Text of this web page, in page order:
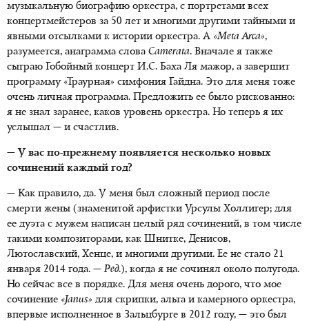
музыкальную биографию оркестра, с портретами всех
концертмейстеров за 50 лет и многими другими тайными и
явными отсылками к истории оркестра. А «MetaArca»,
разумеется, анаграмма слова Camerata. Вначале я также
сыграю Гобойный концерт И.С. Баха Ля мажор, а завершит
программу «Траурная» симфония Гайдна. Это для меня тоже
очень личная программа. Предложить ее было рискованно:
я не знал заранее, каков уровень оркестра. Но теперь я их
услышал — и счастлив.
— У вас по-прежнему появляется несколько новых
сочинений каждый год?
— Как правило, да. У меня был сложный период после
смерти жены (знаменитой арфистки Урсулы Холлигер; для
ее дуэта с мужем написан целый ряд сочинений, в том числе
такими композиторами, как Шнитке, Денисов,
Лютославский, Хенце, и многими другими. Ее не стало 21
января 2014 года. — Ред.), когда я не сочинял около полугода.
Но сейчас все в порядке. Для меня очень дорого, что мое
сочинение «Janus» для скрипки, альта и камерного оркестра,
впервые исполненное в Зальцбурге в 2012 году, — это был